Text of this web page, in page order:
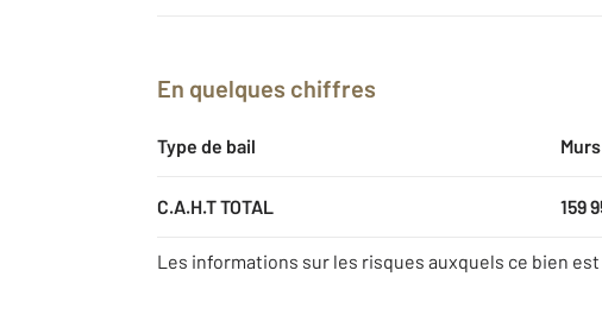
En quelques chiffres
Type de bail
C.A.H.T TOTAL 159
Les informations sur les risques auxquels ce bien